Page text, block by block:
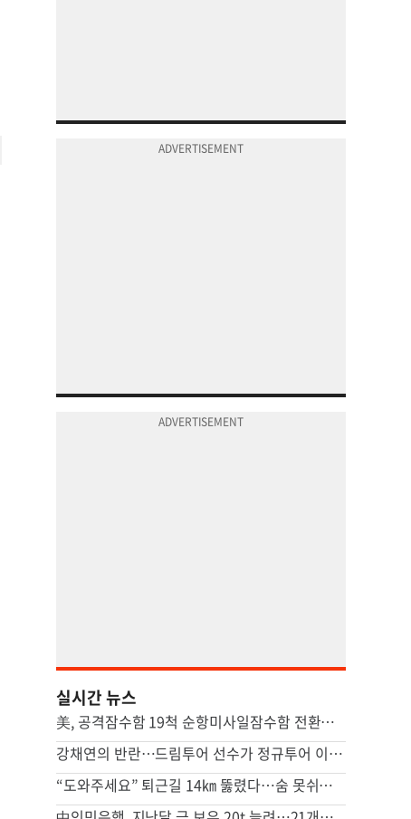
실시간 뉴스
美, 공격잠수함 19척 순항미사일잠수함 전환…中 견제 강화
강채연의 반란…드림투어 선수가 정규투어 이틀째 선두
“도와주세요” 퇴근길 14㎞ 뚫렸다…숨 못쉬던 아기 살린 기적